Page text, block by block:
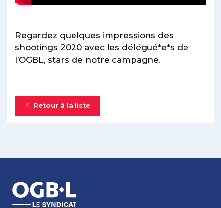
Regardez quelques impressions des
shootings 2020 avec les délégué*e*s de
l’OGBL, stars de notre campagne.
Retour à la liste